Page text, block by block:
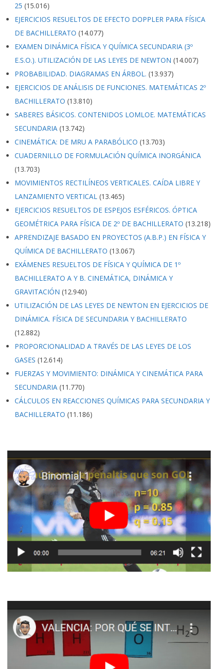
25 (15.016)
EJERCICIOS RESUELTOS DE EFECTO DOPPLER PARA FÍSICA
DE BACHILLERATO (14.077)
EXAMEN DINÁMICA FÍSICA Y QUÍMICA SECUNDARIA (3º
E.S.O.). UTILIZACIÓN DE LAS LEYES DE NEWTON (14.007)
PROBABILIDAD. DIAGRAMAS EN ÁRBOL. (13.937)
EJERCICIOS DE ANÁLISIS DE FUNCIONES. MATEMÁTICAS 2º
BACHILLERATO (13.810)
SABERES BÁSICOS. CONTENIDOS LOMLOE. MATEMÁTICAS
SECUNDARIA (13.742)
CINEMÁTICA: DE MRU A PARABÓLICO (13.703)
CUADERNILLO DE FORMULACIÓN QUÍMICA INORGÁNICA
(13.703)
MOVIMIENTOS RECTILÍNEOS VERTICALES. CAÍDA LIBRE Y
LANZAMIENTO VERTICAL (13.465)
EJERCICIOS RESUELTOS DE ESPEJOS ESFÉRICOS. ÓPTICA
GEOMÉTRICA PARA FÍSICA DE 2º DE BACHILLERATO (13.218)
APRENDIZAJE BASADO EN PROYECTOS (A.B.P.) EN FÍSICA Y
QUÍMICA DE BACHILLERATO (13.067)
EXÁMENES RESUELTOS DE FÍSICA Y QUÍMICA DE 1º
BACHILLERATO A Y B. CINEMÁTICA, DINÁMICA Y
GRAVITACIÓN (12.940)
UTILIZACIÓN DE LAS LEYES DE NEWTON EN EJERCICIOS DE
DINÁMICA. FÍSICA DE SECUNDARIA Y BACHILLERATO
(12.882)
PROPORCIONALIDAD A TRAVÉS DE LAS LEYES DE LOS
GASES (12.614)
FUERZAS Y MOVIMIENTO: DINÁMICA Y CINEMÁTICA PARA
SECUNDARIA (11.770)
CÁLCULOS EN REACCIONES QUÍMICAS PARA SECUNDARIA Y
BACHILLERATO (11.186)